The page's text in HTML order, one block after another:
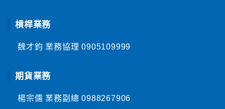
槓桿業務
魏才鈞 業務協理0905109999
期貨業務
楊宗儒 業務副總0988267906